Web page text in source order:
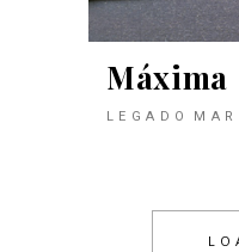
Máxima
LEGADO